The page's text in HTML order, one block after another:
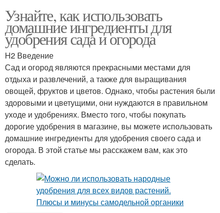
Узнайте, как использовать
домашние ингредиенты для
удобрения сада и огорода
H2 Введение
Сад и огород являются прекрасными местами для
отдыха и развлечений, а также для выращивания
овощей, фруктов и цветов. Однако, чтобы растения были
здоровыми и цветущими, они нуждаются в правильном
уходе и удобрениях. Вместо того, чтобы покупать
дорогие удобрения в магазине, вы можете использовать
домашние ингредиенты для удобрения своего сада и
огорода. В этой статье мы расскажем вам, как это
сделать.